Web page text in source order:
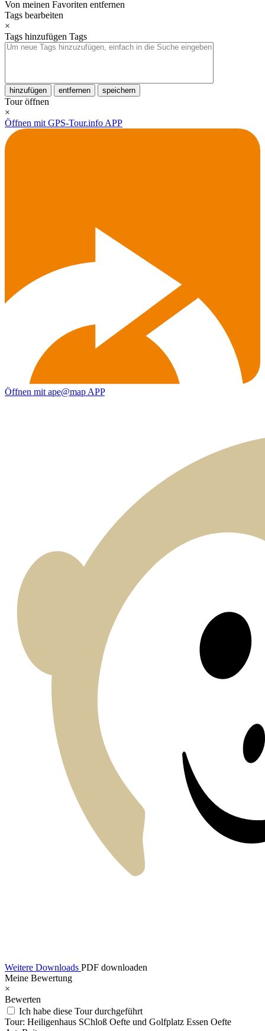
Von meinen Favoriten entfernen
Tags bearbeiten
×
Tags hinzufügen Tags
hinzufügen entfernen speichern
Tour öffnen
×
Öffnen mit GPS-Tour.info APP
Öffnen mit ape@map APP
Weitere Downloads PDF downloaden
Meine Bewertung
×
Bewerten
Ich habe diese Tour durchgeführt
Tour: Heiligenhaus SChloß Oefte und Golfplatz Essen Oefte